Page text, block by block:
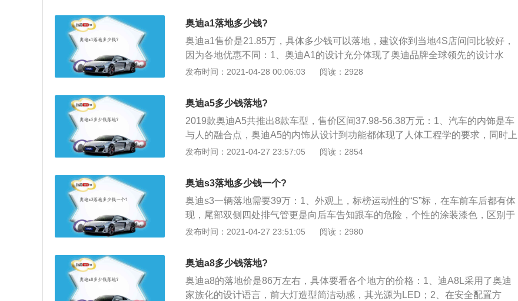
公里\/小时只需8.9秒，最高车速可达203公里\/小时，百公里综合油耗只需5.5升；
3、作为奥迪推出的首款高挡小型车，奥迪A1为奥迪品牌开辟了全新的细分市
场。奥迪A1以领先设计、精致品质和丰富的高挡配置成为细分市场中第一款名副
其实的高挡小型车。这款主要面向追求时尚生活的年轻用户的车型，将成为大都
市生活中的一道亮丽风景。
奥迪a1落地多少钱?
奥迪a1售价是21.85万，具体多少钱可以落地，建议你到当地4S店问问比较好，
因为各地优惠不同：1、奥迪A1的设计充分体现了奥迪品牌全球领先的设计水
准，动感、时尚的设计让它无论在何时何地都能与众不同；2、奥迪A1长3.954
然而，宽大低矮的车身比例配合短前悬的设计散发出超越级别的动感气息。不仅
如此，极具魅力的设计还来自更多细节：奥迪品牌惯用的设计语言——“旋风
线”紧紧环绕车身，突出了奥迪A1的力量感与速度感；4、与车身颜色对比明显的
顶条设计和Coupe轿跑车风格的大角度倾斜C柱设计相得益彰，完美诠释出奥迪A
1动感与时尚个性。所有这些亮点都让奥迪A1看上去与众不同。
发布时间：2021-04-28 00:06:03 阅读：2928
奥迪a5多少钱落地?
2019款奥迪A5共推出8款车型，售价区间37.98-56.38万元：1、汽车的内饰是车
与人的融合点，奥迪A5的内饰从设计到功能都体现了人体工程学的要求，同时上
乘的材料和奥迪高品质的制造工艺让你在车内体验到一种极其放松的氛围，即使
驶室的设计焦点都集中到驾驶者身上，所有的仪表和中控台集成在一起。控制装
置动感的造型、精确的工艺以及精巧的设计——这些都给人带来视觉上的美感和
触觉上的快感。每当你驾驶奥迪A5时，其内饰设计会带给你高品质的感受体验。
车门设计是奥迪“融合”设计理念的一个体现。在车门内侧，控制装置、嵌饰、把
手以及储物格都经过精心设计，形成和谐的整体；3、在仪表板上，奥迪A5的里
计的仪表板。
发布时间：2021-04-27 23:57:05 阅读：2854
奥迪s3落地多少钱一个?
奥迪s3一辆落地需要39万：1、外观上，标榜运动性的“S”标，在车前车后都有体
现，尾部双侧四处排气管更是向后车告知跟车的危险，个性的涂装漆色，区别于
A3色调；2、空间方面，中规中矩，短途代步，5个人也还能凑合，前提是不能使
地把路感放大到后座乘车体验中。问题的关键是，车主是不会坐后排的，这个问
题无解，不妨搭别人的车吧；3、动力方面，没得说，地板油下去，4.9秒即可破
百，推背感那是杠杠滴！要得就是这个范。
发布时间：2021-04-27 23:51:05 阅读：2980
奥迪a8多少钱落地?
奥迪a8的落地价是86万左右，具体要看各个地方的价格：1、迪A8L采用了奥迪
家族化的设计语言，前大灯造型简洁动感，其光源为LED；2、在安全配置方